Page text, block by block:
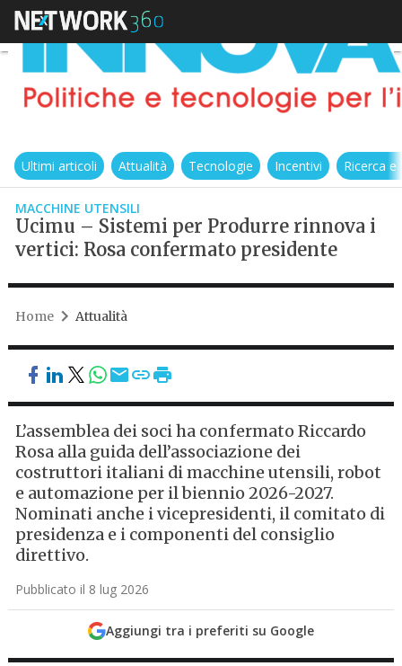
Ultimi articoli Attualità Tecnologie Incentivi Ricerca
MACCHINE UTENSILI
Ucimu – Sistemi per Produrre rinnova i
vertici: Rosa confermato presidente
Home Attualità
L’assemblea dei soci ha confermato Riccardo
Rosa alla guida dell’associazione dei
costruttori italiani di macchine utensili, robot
e automazione per il biennio 2026-2027.
Nominati anche i vicepresidenti, il comitato di
presidenza e i componenti del consiglio
direttivo.
Pubblicato il 8 lug 2026
Aggiungi tra i preferiti su Google